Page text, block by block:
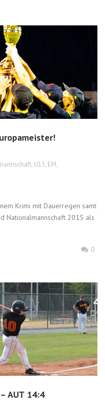
, U15, EM,
Krimi mit Dauerregen samt
Nationalmannschaft 2015 als
0
AUT 14:4